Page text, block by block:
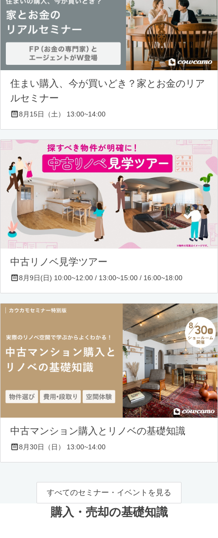
住まい購入、今が買いどき？家とお金のリア
ルセミナー
8月15日（土） 13:00~14:00
中古リノベ見学ツアー
8月9日(日) 10:00~12:00 / 13:00~15:00 / 16:00~18:00
中古マンション購入とリノベの基礎知識
8月30日（日） 13:00~14:00
すべてのセミナー・イベントを見る
購入・売却の基礎知識